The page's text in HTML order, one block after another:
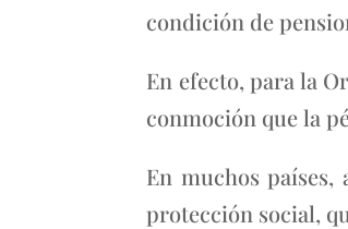
condición de
En efecto, para la
conmoción que la
En muchos países,
protección social,